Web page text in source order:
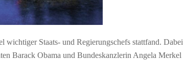
wichtiger Staats- und Regierungschefs stattfand. Dabei
Barack Obama und Bundeskanzlerin Angela Merkel